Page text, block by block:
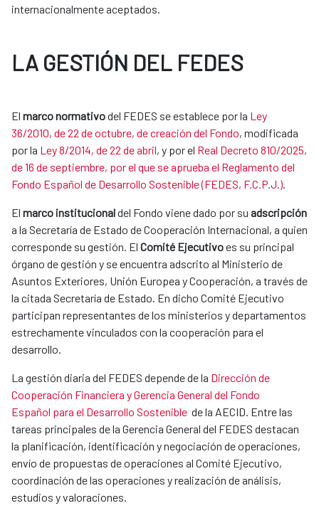
internacionalmente aceptados.
LA GESTIÓN DEL FEDES
El marco normativodel FEDES se establece por la Ley
36/2010, de 22 de octubre, de creación del Fondo, modificada
por la Ley 8/2014, de 22 de abril​, y por el Real Decreto 810/2025,
de 16 de septiembre, por el que se aprueba el Reglamento del
Fondo Español de Desarrollo Sostenible (FEDES, F.C.P.J.).
El marco institucionaldel Fondo viene dado por su adscripción
a la Secretaría de Estado de Cooperación Internacional, a quien
corresponde su gestión. El Comité Ejecutivoes su principal
órgano de gestión y se encuentra adscrito al Ministerio de
Asuntos Exteriores, Unión Europea y Cooperación, a través de
la citada Secretaría de Estado. En dicho Comité Ejecutivo
participan representantes de los ministerios y departamentos
estrechamente vinculados con la cooperación para el
desarrollo.
La gestión diaria del FEDES depende de la Dirección de
Cooperación Financiera y Gerencia General del Fondo
Español para el Desarrollo Sostenible de la AECID. Entre las
tareas principales de la Gerencia General del FEDES destacan
la planificación, identificación y negociación de operaciones,
envío de propuestas de operaciones al Comité Ejecutivo,
coordinación de las operaciones y realización de análisis,
estudios y valoraciones.